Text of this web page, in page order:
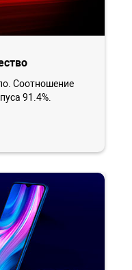
Соотношение
91.4%.